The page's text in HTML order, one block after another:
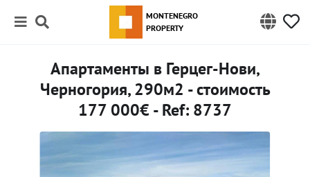
MONTENEGRO
PROPERTY
Апартаменты в Герцег-Нови,
Черногория, 290м2 - стоимость
177 000€ - Ref: 8737